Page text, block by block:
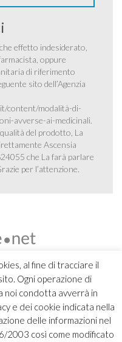
al fine di tracciare il
Ogni operazione di
condotta avverrà in
e dei cookie indicata nella
delle informazioni nel
2003 così come modificato
effetto indesiderato,
oppure
di riferimento
sito dell’Agenzia
content/modalità-di-
avverse-ai-medicinali.
del prodotto, La
Ascensia
che La farà parlare
per l’attenzione.